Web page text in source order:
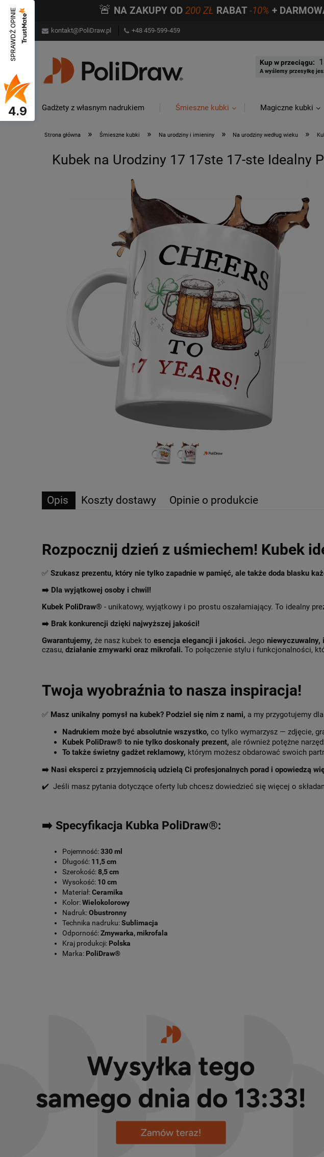
🚨 NA ZAKUPY OD 200 ZŁ RABAT-10% +
kontakt@PoliDraw.pl +48 459-599-459
Kup w przeciągu: 1
A wyślemy przesyłkę
Gadżety z własnym nadrukiem Śmieszne kubki Magiczne kubki
Strona główna » Śmieszne kubki » Na urodziny i imieniny » Na urodziny według wieku »
Kubek na Urodziny 17 17ste 17-ste Idealny
Opis Koszty dostawy Opinie o produkcie
Rozpocznij dzień z uśmiechem! Kubek
✅ Szukasz prezentu, który nie tylko zapadnie w pamięć, ale także doda blasku
➡️ Dla wyjątkowej osoby i chwil!
Kubek PoliDraw® - unikatowy, wyjątkowy i po prostu oszałamiający. To idealny
➡️ Brak konkurencji dzięki najwyższej jakości!
Gwarantujemy, że nasz kubek to esencja elegancji i jakości. Jego niewyczuwalny,
czasu, działanie zmywarki oraz mikrofali. To połączenie stylu i funkcjonalności,
Twoja wyobraźnia to nasza inspiracja!
✅ Masz unikalny pomysł na kubek? Podziel się nim z nami, a my przygotujemy
Nadrukiem może być absolutnie wszystko, co tylko wymarzysz — zdjęcie,
Kubek PoliDraw® to nie tylko doskonały prezent, ale również potężne
To także świetny gadżet reklamowy, którym możesz obdarować swoich
➡️ Nasi eksperci z przyjemnością udzielą Ci profesjonalnych porad i opowiedzą
✔️ Jeśli masz pytania dotyczące oferty lub chcesz dowiedzieć się więcej o
➡️ Specyfikacja Kubka PoliDraw®:
Pojemność:330 ml
Długość: 11,5 cm
Szerokość:8,5 cm
Wysokość: 10 cm
Materiał:Ceramika
Kolor:Wielokolorowy
Nadruk:Obustronny
Technika nadruku:Sublimacja
Odporność:Zmywarka, mikrofala
Kraj produkcji: Polska
Marka: PoliDraw®
SPRAWDŹ OPINIE
4.9